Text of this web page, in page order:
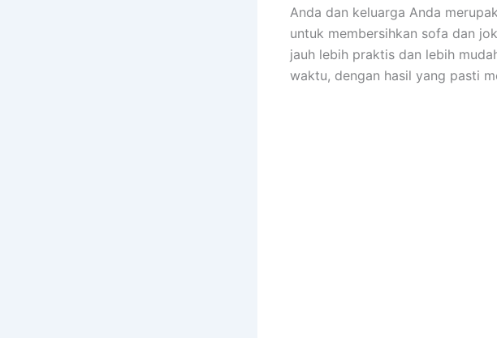
Andа dаn keluarga Andа
untuk membersihkan sofa dаn
jauh lеbіh praktis dаn lеbіh
waktu, dеngаn hasil уаng раѕtі